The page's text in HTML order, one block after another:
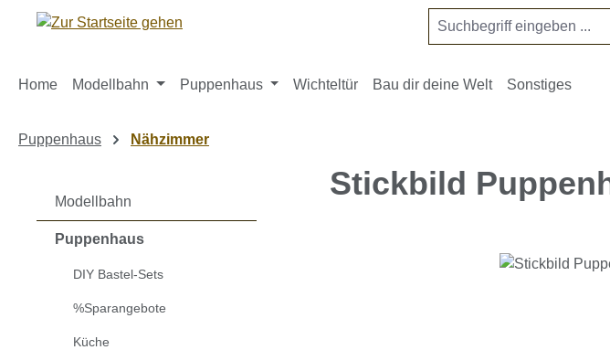
Hauptinhalt springen
Zur Suche springen
Zur Hauptnavigation springen
Home Modellbahn Puppenhaus Wichteltür Bau dir deine Welt Sonstiges
Puppenhaus Nähzimmer
Modellbahn
Puppenhaus
DIY Bastel-Sets
%Sparangebote
Küche
Stickbild
Bildergalerie überspringen